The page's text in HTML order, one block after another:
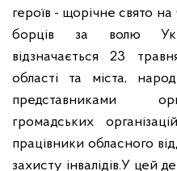
героїв - щорічне свято на
борців за волю
відзначається 23
області та міста,
представниками
громадських
працівники обласного
захисту інвалідів.У цей